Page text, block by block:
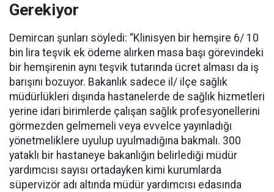
Gerekiyor
Demircan şunları söyledi: “Klinisyen bir hemşire 6/ 10
bin lira teşvik ek ödeme alırken masa başı görevindeki
bir hemşirenin aynı teşvik tutarında ücret alması da iş
barışını bozuyor. Bakanlık sadece il/ ilçe sağlık
müdürlükleri dışında hastanelerde de sağlık hizmetleri
yerine idari birimlerde çalışan sağlık profesyonellerini
görmezden gelmemeli veya evvelce yayınladığı
yönetmeliklere uyulup uyulmadığına bakmalı. 300
yataklı bir hastaneye bakanlığın belirlediği müdür
yardımcısı sayısı ortadayken kimi kurumlarda
süpervizör adı altında müdür yardımcısı edasında